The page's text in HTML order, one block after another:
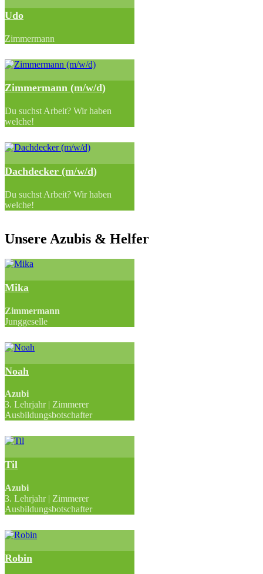
Udo
Zimmermann
Zimmermann (m/w/d)
Du suchst Arbeit? Wir haben
welche!
Dachdecker (m/w/d)
Du suchst Arbeit? Wir haben
welche!
Unsere Azubis & Helfer
Mika
Zimmermann
Junggeselle
Noah
Azubi
3. Lehrjahr | Zimmerer
Ausbildungsbotschafter
Til
Azubi
3. Lehrjahr | Zimmerer
Ausbildungsbotschafter
Robin